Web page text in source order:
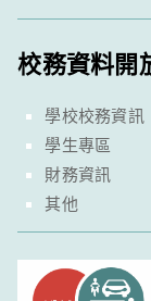
校務資料開
學校校務資訊
學生專區
財務資訊
其他